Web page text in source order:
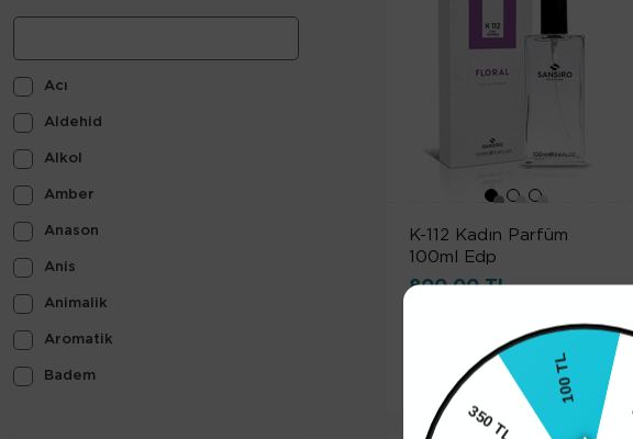
Acı
Aldehid
Alkol
Amber
Anason
Anis
Animalik
Aromatik
Badem
K-112 Kadın Parfüm
100ml Edp
800,00 TL
ÜCRETSIZ KARGO 100 TL
350 TL